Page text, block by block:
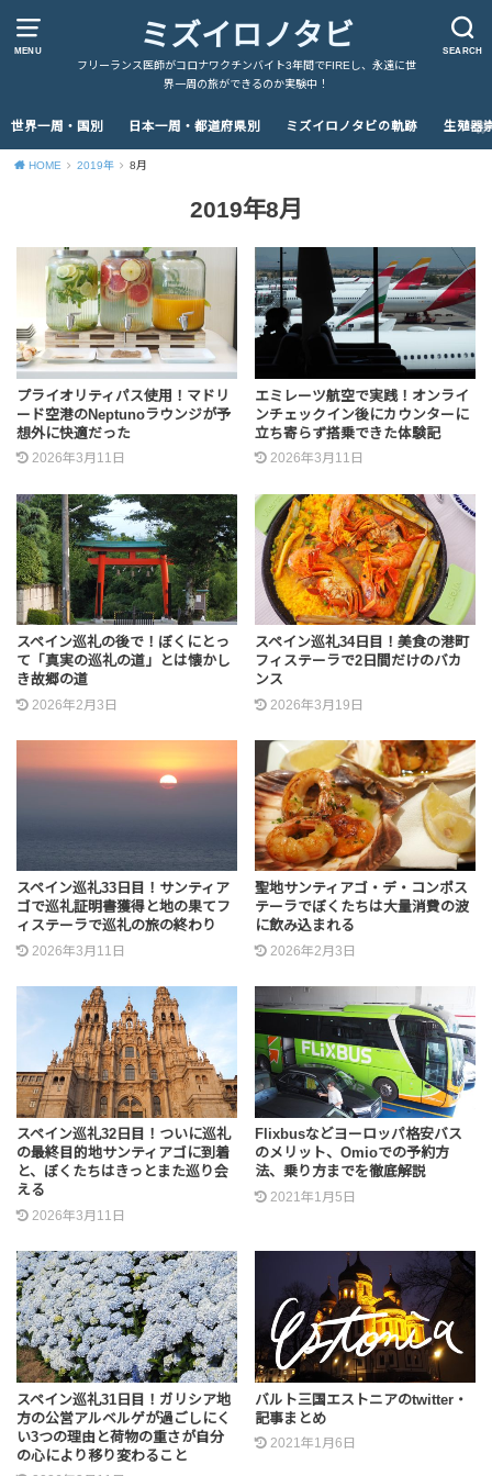
MENU SEARCH
ミズイロノタビ
フリーランス医師がコロナワクチンバイト3年間でFIREし、永遠に世
界一周の旅ができるのか実験中！
世界一周・国別 日本一周・都道府県別 ミズイロノタビの軌跡 生殖器
HOME 2019年 8月
2019年8月
プライオリティパス使用！マドリ
ード空港のNeptunoラウンジが予
想外に快適だった
2026年3月11日
エミレーツ航空で実践！オンライ
ンチェックイン後にカウンターに
立ち寄らず搭乗できた体験記
2026年3月11日
スペイン巡礼の後で！ぼくにとっ
て「真実の巡礼の道」とは懐かし
き故郷の道
2026年2月3日
スペイン巡礼34日目！美食の港町
フィステーラで2日間だけのバカ
ンス
2026年3月19日
スペイン巡礼33日目！サンティア
ゴで巡礼証明書獲得と地の果てフ
ィステーラで巡礼の旅の終わり
2026年3月11日
聖地サンティアゴ・デ・コンポス
テーラでぼくたちは大量消費の波
に飲み込まれる
2026年2月3日
スペイン巡礼32日目！ついに巡礼
の最終目的地サンティアゴに到着
と、ぼくたちはきっとまた巡り会
える
2026年3月11日
Flixbusなどヨーロッパ格安バス
のメリット、Omioでの予約方
法、乗り方までを徹底解説
2021年1月5日
スペイン巡礼31日目！ガリシア地
方の公営アルベルゲが過ごしにく
い3つの理由と荷物の重さが自分
の心により移り変わること
バルト三国エストニアのtwitter・
記事まとめ
2021年1月6日